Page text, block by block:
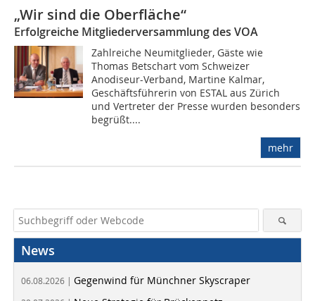
„Wir sind die Oberfläche“
Erfolgreiche Mitgliederversammlung des VOA
Zahlreiche Neumitglieder, Gäste wie
Thomas Betschart vom Schweizer
Anodiseur-Verband, Martine Kalmar,
Geschäftsführerin von ESTAL aus Zürich
und Vertreter der Presse wurden besonders
begrüßt....
mehr
News
06.08.2026 | Gegenwind für Münchner Skyscraper